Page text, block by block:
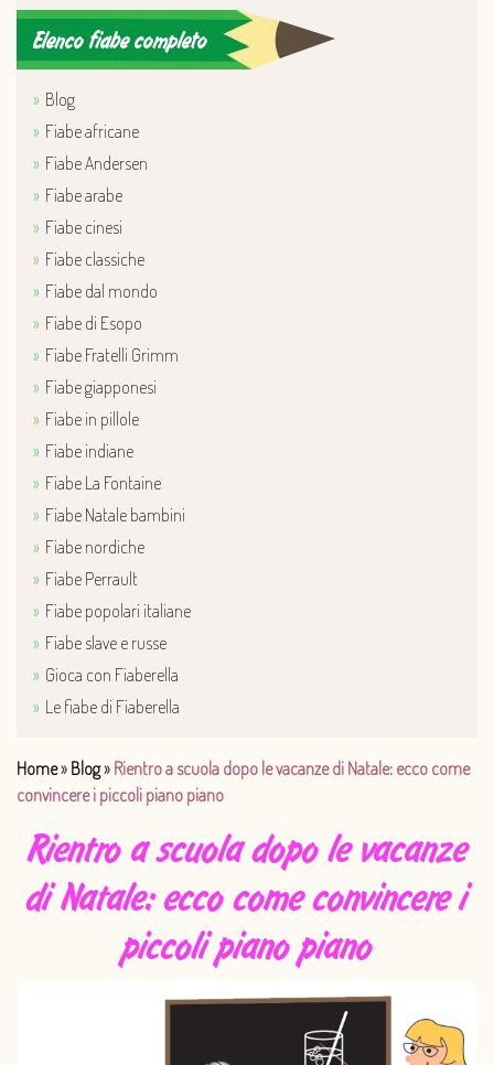
Home» Blog» Rientro a scuola dopo le vacanze di Natale: ecco come
convincere i piccoli piano piano
Rientro a scuola dopo le vacanze
di Natale: ecco come convincere i
piccoli piano piano
Elenco fiabe completo
Blog
Fiabe africane
Fiabe Andersen
Fiabe arabe
Fiabe cinesi
Fiabe classiche
Fiabe dal mondo
Fiabe di Esopo
Fiabe Fratelli Grimm
Fiabe giapponesi
Fiabe in pillole
Fiabe indiane
Fiabe La Fontaine
Fiabe Natale bambini
Fiabe nordiche
Fiabe Perrault
Fiabe popolari italiane
Fiabe slave e russe
Gioca con Fiaberella
Le fiabe di Fiaberella